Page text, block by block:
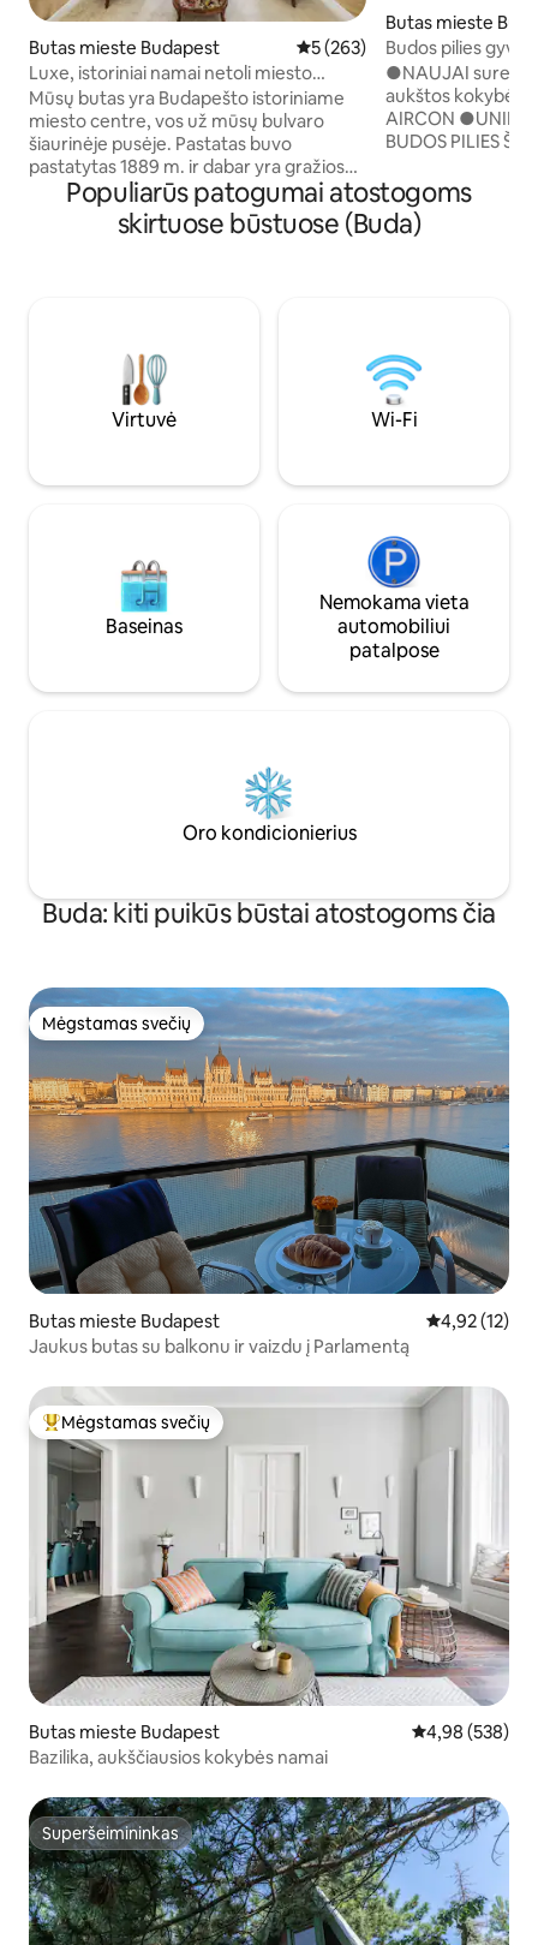
Butas mieste Budapest Vidutinis įvertinimas: 5 iš 5,
5 (263)
Luxe, istoriniai namai netoli miesto
centro lankytinų vietų
Mūsų butas yra Budapešto istoriniame
miesto centre, vos už mūsų bulvaro
šiaurinėje pusėje. Pastatas buvo
pastatytas 1889 m. ir dabar yra gražios
būklės. Butas yra aukščiausios kokybės
kiekvienoje detalėje. Įranga: didelės
spartos Wi-Fi, Samsung Smart
viryklė, indukcinė viryklė, indaplovė,
šaldytuvas/šaldiklis, Nespresso kavos
aparatas su nemokamomis kapsulėmis,
lėkštės, akiniai. Vonios kambariai: plaukų
„Samsung Smart“
„40“televizorius(„Netflix“,
„Youtube“),aukštos kokybės patalynė,
„Springbox“ komforto lovos. Esame
lauksiu jūsų prie pagrindinio įėjimo į
jums padėti parūpinti transportą iš oro
uosto ar traukinių stoties ir vykti į juos. Aš
visą parą dirbu, kai turiu svečių.
Messenger,bet kuriuo metu. Butas yra
Budapešto istorinio centro bulvare,
prekybos centro ir garsiųjų miesto
griuvėsių barų.
Butas mieste
Budos pilies
●NAUJAI
aukštos kokybės
AIRCON
BUDOS PILIES
●75COLIŲ
●SKALBYKLĖ
30 metrų
Atkreipkite
aukšte, todėl
užlipti keliais
Populiarūs patogumai atostogoms
skirtuose būstuose (Buda)
Virtuvė Wi-Fi
Baseinas
Nemokama vieta
automobiliui
patalpose
Oro kondicionierius
Buda: kiti puikūs būstai atostogoms čia
Mėgstamas svečių
Mėgstamas svečių
Butas mieste Budapest Vidutinis
4,92 (12)
Jaukus butas su balkonu ir vaizdu į Parlamentą
Svečių mėgstamiausias
Mėgstamas svečių
Butas mieste Budapest Vidutinis
4,98 (538)
Bazilika, aukščiausios kokybės namai
Superšeimininkas
Superšeimininkas